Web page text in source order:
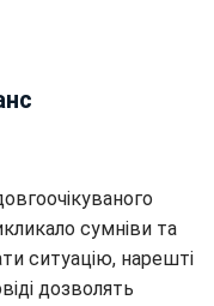
сумніви та
ситуацію, нарешті
дозволять